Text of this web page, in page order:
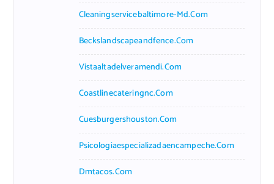
Cleaningservicebaltimore-Md.com
Beckslandscapeandfence.com
Vistaaltadelveramendi.com
Coastlinecateringnc.com
Cuesburgershouston.com
Psicologiaespecializadaencampeche.com
Dmtacos.com